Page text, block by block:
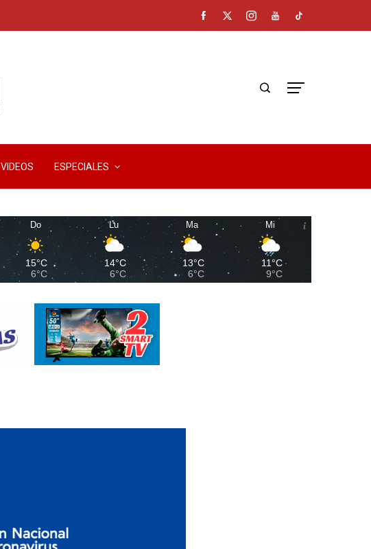
VIDEOS ESPECIALES
Do
15°C
6°C
Lu
14°C
6°C
Ma
13°C
6°C
Mi
11°C
9°C